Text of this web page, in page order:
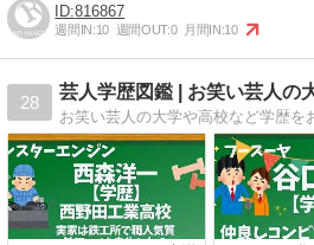
816867
週間IN:10 週間OUT:0 月間IN:10
28
お笑い芸人の大学や高校など学歴を